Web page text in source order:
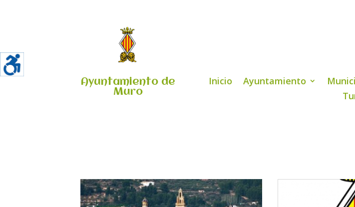
Ayuntamiento de
Muro
Inicio Ayuntamiento